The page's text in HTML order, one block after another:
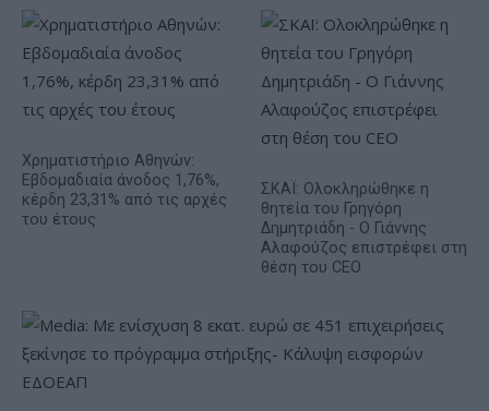
Χρηματιστήριο Αθηνών:
Εβδομαδιαία άνοδος 1,76%,
κέρδη 23,31% από τις αρχές
του έτους
ΣΚΑΪ: Ολοκληρώθηκε η
θητεία του Γρηγόρη
Δημητριάδη - Ο Γιάννης
Αλαφούζος επιστρέφει στη
θέση του CEO